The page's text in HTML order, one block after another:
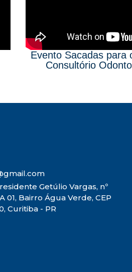
Evento Sacadas para
Consultório
Getúlio Vargas, nº
01, Bairro Água Verde, CEP
Curitiba - PR